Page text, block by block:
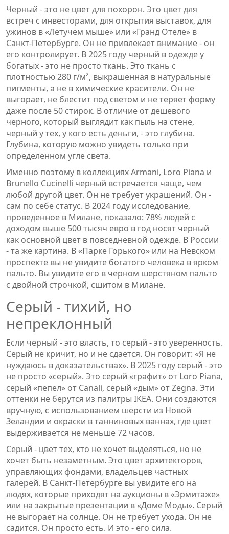
Черный - это не цвет для похорон. Это цвет для
встреч с инвесторами, для открытия выставок, для
ужинов в «Летучем мыше» или «Гранд Отеле» в
Санкт-Петербурге. Он не привлекает внимание - он
его контролирует. В 2025 году черный в одежде у
богатых - это не просто ткань. Это ткань с
плотностью 280 г/м², выкрашенная в натуральные
пигменты, а не в химические красители. Он не
выгорает, не блестит под светом и не теряет форму
даже после 50 стирок. В отличие от дешевого
черного, который выглядит как пыль на стене,
черный у тех, у кого есть деньги, - это глубина.
Глубина, которую можно увидеть только при
определенном угле света.
Именно поэтому в коллекциях Armani, Loro Piana и
Brunello Cucinelli черный встречается чаще, чем
любой другой цвет. Он не требует украшений. Он -
сам по себе статус. В 2024 году исследование,
проведенное в Милане, показало: 78% людей с
доходом выше 500 тысяч евро в год носят черный
как основной цвет в повседневной одежде. В России
- та же картина. В «Парке Горького» или на Невском
проспекте вы не увидите богатого человека в ярком
пальто. Вы увидите его в черном шерстяном пальто
с двойной строчкой, сшитом в Милане.
Серый - тихий, но
непреклонный
Если черный - это власть, то серый - это уверенность.
Серый не кричит, но и не сдается. Он говорит: «Я не
нуждаюсь в доказательствах». В 2025 году серый - это
не просто «серый». Это серый «графит» от Loro Piana,
серый «пепел» от Canali, серый «дым» от Zegna. Эти
оттенки не берутся из палитры IKEA. Они создаются
вручную, с использованием шерсти из Новой
Зеландии и окраски в танниновых ваннах, где цвет
выдерживается не меньше 72 часов.
Серый - цвет тех, кто не хочет выделяться, но не
хочет быть незаметным. Это цвет архитекторов,
управляющих фондами, владельцев частных
галерей. В Санкт-Петербурге вы увидите его на
людях, которые приходят на аукционы в «Эрмитаже»
или на закрытые презентации в «Доме Моды». Серый
не выгорает на солнце. Он не требует ухода. Он не
садится. Он просто есть. И это - его сила.